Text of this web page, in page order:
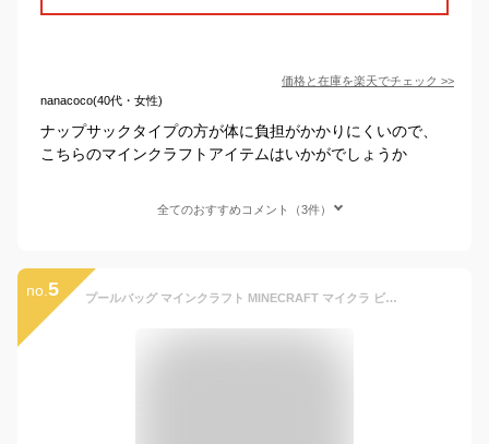
価格と在庫を楽天でチェック >>
nanacoco(40代・女性)
ナップサックタイプの方が体に負担がかかりにくいので、
こちらのマインクラフトアイテムはいかがでしょうか
全てのおすすめコメント（3件）
no. 5 プールバッグ マインクラフト MINECRAFT マイクラ ビーチバッグ ボストン トート ナップサック メール便送料無料 【 ビニールバッグ リュック ボンサック プール a4 2層式 ビーチバック プールバック スイミング キッズ 男の子 男子 キャラクター】父の日